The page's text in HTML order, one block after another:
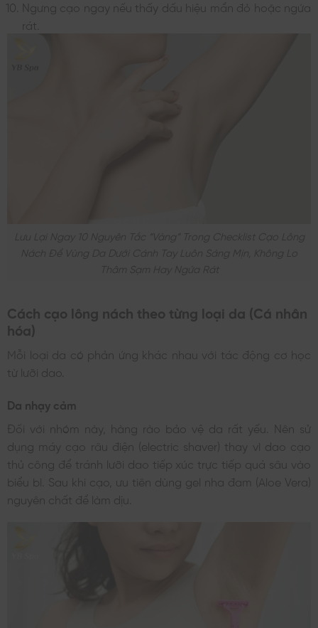
Ngưng cạo ngay nếu thấy dấu hiệu mẩn đỏ hoặc ngứa
rát.
Lưu Lại Ngay 10 Nguyên Tắc “vàng” Trong Checklist Cạo Lông
Nách Để Vùng Da Dưới Cánh Tay Luôn Sáng Mịn, Không Lo
Thâm Sạm Hay Ngứa Rát
Cách cạo lông nách theo từng loại da (Cá nhân
hóa)
Mỗi loại da có phản ứng khác nhau với tác động cơ học
từ lưỡi dao.
Da nhạy cảm
Đối với nhóm này, hàng rào bảo vệ da rất yếu. Nên sử
dụng máy cạo râu điện (electric shaver) thay vì dao cạo
thủ công để tránh lưỡi dao tiếp xúc trực tiếp quá sâu vào
biểu bì. Sau khi cạo, ưu tiên dùng gel nha đam (Aloe Vera)
nguyên chất để làm dịu.